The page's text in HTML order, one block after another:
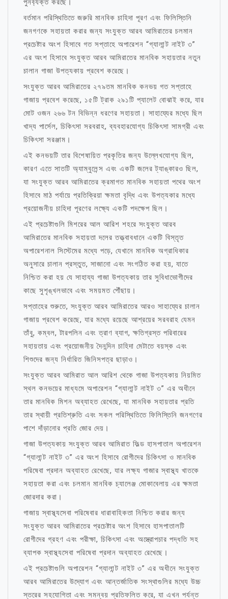
পুনর্ব্যক্ত করছে।
বর্তমান পরিস্থিতিতে জরুরি মানবিক চাহিদা পূরণ এবং ফিলিস্তিনি
জনগণকে সহায়তা করার জন্য সংযুক্ত আরব আমিরাতের চলমান
প্রচেষ্টার অংশ হিসাবে গত সপ্তাহে অপারেশন “গ্যালান্ট নাইট ৩”
এর অংশ হিসাবে সংযুক্ত আরব আমিরাতের মানবিক সহায়তার নতুন
চালান গাজা উপত্যকায় প্রবেশ করেছে।
সংযুক্ত আরব আমিরাতের ২৭৯তম মানবিক কনভয় গত সপ্তাহে
গাজায় প্রবেশ করেছে, ১৫টি ট্রাক ২৯১টি প্যালেট বোঝাই করে, যার
মোট ওজন ২৬৬ টন বিভিন্ন ধরণের সহায়তা। সাহায্যের মধ্যে ছিল
খাদ্য পার্সেল, চিকিৎসা সরবরাহ, ব্যবহারযোগ্য চিকিৎসা সামগ্রী এবং
চিকিৎসা সরঞ্জাম।
এই কনভয়টি তার বিশেষায়িত প্রকৃতির জন্য উল্লেখযোগ্য ছিল,
কারণ এতে সাতটি অ্যাম্বুলেন্স এবং একটি জলের ট্যাঙ্কারও ছিল,
যা সংযুক্ত আরব আমিরাতের ক্রমাগত মানবিক সহায়তা পথের অংশ
হিসাবে মাঠ পর্যায়ে প্রতিক্রিয়া ক্ষমতা বৃদ্ধি এবং উপত্যকার মধ্যে
প্রয়োজনীয় চাহিদা পূরণের লক্ষ্যে একটি পদক্ষেপ ছিল।
এই প্রচেষ্টাগুলি মিশরের আল আরিশ শহরে সংযুক্ত আরব
আমিরাতের মানবিক সহায়তা দলের তত্ত্বাবধানে একটি বিস্তৃত
অপারেশনাল সিস্টেমের মধ্যে পড়ে, যেখানে মানবিক অগ্রাধিকার
অনুসারে চালান প্রস্তুত, সাজানো এবং সংগঠিত করা হয়, যাতে
নিশ্চিত করা হয় যে সাহায্য গাজা উপত্যকায় তার সুবিধাভোগীদের
কাছে সুশৃঙ্খলভাবে এবং সময়মত পৌঁছায়।
সপ্তাহের শুরুতে, সংযুক্ত আরব আমিরাতের আরও সাহায্যের চালান
গাজায় প্রবেশ করেছে, যার মধ্যে রয়েছে আশ্রয়ের সরবরাহ যেমন
তাঁবু, কম্বল, টারপলিন এবং ত্রাণ ব্যাগ, ক্ষতিগ্রস্ত পরিবারের
সহায়তায় এবং প্রয়োজনীয় দৈনন্দিন চাহিদা মেটাতে বয়স্ক এবং
শিশুদের জন্য নির্ধারিত জিনিসপত্র ছাড়াও।
সংযুক্ত আরব আমিরাত আল আরিশ থেকে গাজা উপত্যকায় নিয়মিত
স্থল কনভয়ের মাধ্যমে অপারেশন “গ্যালান্ট নাইট ৩” এর অধীনে
তার মানবিক মিশন অব্যাহত রেখেছে, যা মানবিক সহায়তার প্রতি
তার স্থায়ী প্রতিশ্রুতি এবং সকল পরিস্থিতিতে ফিলিস্তিনি জনগণের
পাশে দাঁড়ানোর প্রতি জোর দেয়।
গাজা উপত্যকায় সংযুক্ত আরব আমিরাত ফিল্ড হাসপাতাল অপারেশন
“গ্যালান্ট নাইট ৩” এর অংশ হিসাবে রোগীদের চিকিৎসা ও মানবিক
পরিষেবা প্রদান অব্যাহত রেখেছে, যার লক্ষ্য গাজার স্বাস্থ্য খাতকে
সহায়তা করা এবং চলমান মানবিক চ্যালেঞ্জ মোকাবেলায় এর ক্ষমতা
জোরদার করা।
গাজায় স্বাস্থ্যসেবা পরিষেবার ধারাবাহিকতা নিশ্চিত করার জন্য
সংযুক্ত আরব আমিরাতের প্রচেষ্টার অংশ হিসাবে হাসপাতালটি
রোগীদের গ্রহণ এবং পরীক্ষা, চিকিৎসা এবং অস্ত্রোপচার পদ্ধতি সহ
ব্যাপক স্বাস্থ্যসেবা পরিষেবা প্রদান অব্যাহত রেখেছে।
এই প্রচেষ্টাগুলি অপারেশন “গ্যালান্ট নাইট ৩” এর অধীনে সংযুক্ত
আরব আমিরাতের উদ্যোগ এবং আন্তর্জাতিক সংস্থাগুলির মধ্যে উচ্চ
স্তরের সহযোগিতা এবং সমন্বয় প্রতিফলিত করে, যা এখন পর্যন্ত